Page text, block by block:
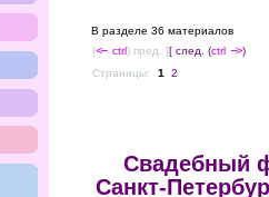
В разделе 36 материалов
(<-- ctrl) пред. ][ след. (ctrl --> )
Страницы:
1 2
Свадебный
Санкт-